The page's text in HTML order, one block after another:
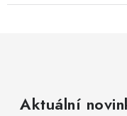
Aktuální